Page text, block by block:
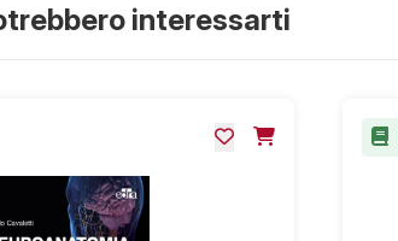
interessarti